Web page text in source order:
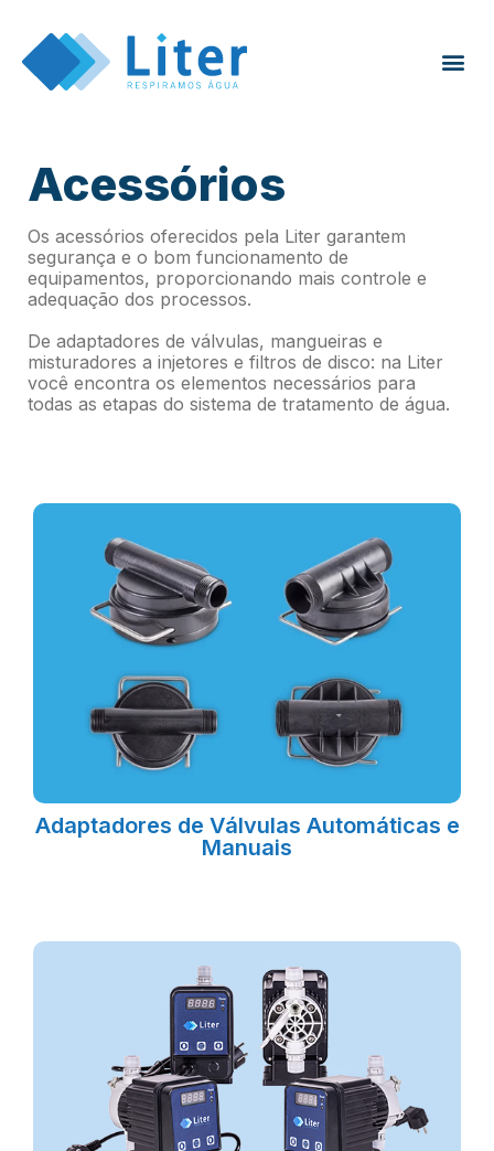
Acessórios
Os acessórios oferecidos pela Liter garantem
segurança e o bom funcionamento de
equipamentos, proporcionando mais controle e
adequação dos processos.
De adaptadores de válvulas, mangueiras e
misturadores a injetores e filtros de disco: na Liter
você encontra os elementos necessários para
todas as etapas do sistema de tratamento de água.
Adaptadores de Válvulas Automáticas e
Manuais